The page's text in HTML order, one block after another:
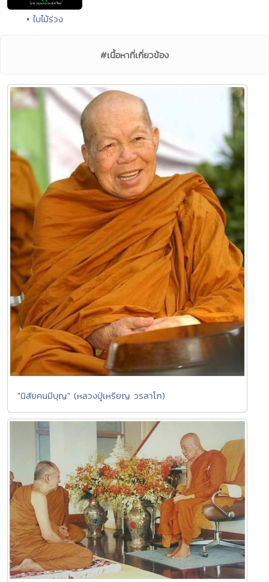
• ใบไม้ร่วง
#เนื้อหาที่เกี่ยวข้อง
"นิสัยคนมีบุญ" (หลวงปู่เหรียญ วรลาโภ)